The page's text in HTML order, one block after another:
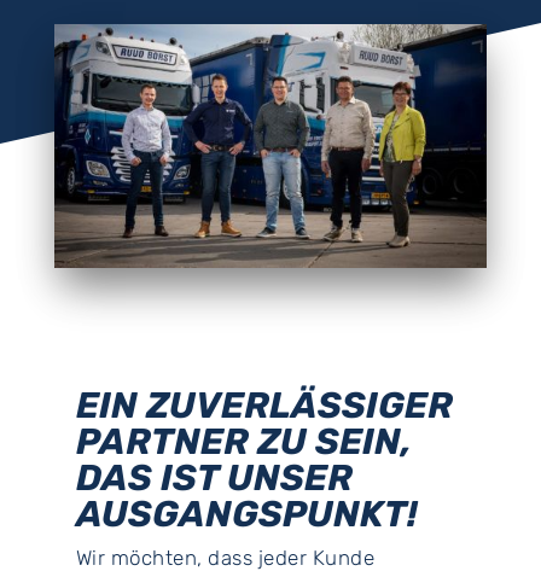
EIN ZUVERLÄSSIGER
PARTNER ZU SEIN,
DAS IST UNSER
AUSGANGSPUNKT!
Wir möchten, dass jeder Kunde